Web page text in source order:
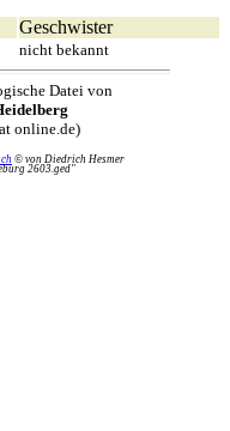
Geschwister
nicht bekannt
Datei von
online.de)
© von Diedrich Hesmer
2603.ged"